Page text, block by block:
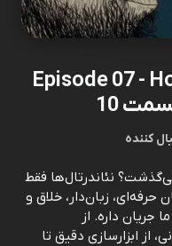
Episode 07 -
10
نئاندرتال‌ها فقط
حرفه‌ای، زبان‌دار، خلاق و
جریان داره. از
از ابزارسازی دقیق تا